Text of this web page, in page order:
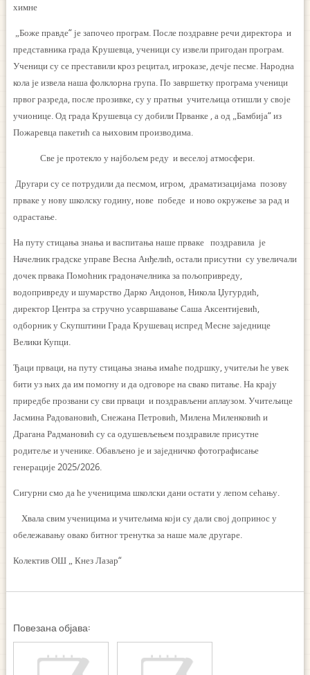
химне
„Боже правде“ је започео програм. После поздравне речи директора и
представника града Крушевца, ученици су извели пригодан програм.
Ученици су се преставили кроз рецитал, игроказе, дечје песме. Народна
кола је извела наша фолклорна група. По завршетку програма ученици
првог разреда, после прозивке, су у пратњи учитељица отишли у своје
учионице. Од града Крушевца су добили Прванке , а од „Бамбија“ из
Пожаревца пакетић са њиховим производима.
Све је протекло у најбољем реду и веселој атмосфери.
Другари су се потрудили да песмом, игром, драматизацијама позову
прваке у нову школску годину, нове победе и ново окружење за рад и
одрастање.
На путу стицања знања и васпитања наше прваке поздравила је
Начелник градске управе Весна Анђелић, остали присутни су увеличали
дочек првака Помоћник градоначелника за пољопривреду,
водопривреду и шумарство Дарко Андонов, Никола Џугурдић,
директор Центра за стручно усавршавање Саша Аксентијевић,
одборник у Скупштини Града Крушевац испред Месне заједнице
Велики Купци.
Ђаци прваци, на путу стицања знања имаће подршку, учитељи ће увек
бити уз њих да им помогну и да одговоре на свако питање. На крају
приредбе прозвани су сви прваци и поздрављени аплаузом. Учитељице
Јасмина Радовановић, Снежана Петровић, Милена Миленковић и
Драгана Радмановић су са одушевљењем поздравиле присутне
родитеље и ученике. Обављено је и заједничко фотографисање
генерације 2025/2026.
Сигурни смо да ће ученицима школски дани остати у лепом сећању.
Хвала свим ученицима и учитељима који су дали свој допринос у
обележавању овако битног тренутка за наше мале другаре.
Колектив ОШ „ Кнез Лазар“
Повезана објава: